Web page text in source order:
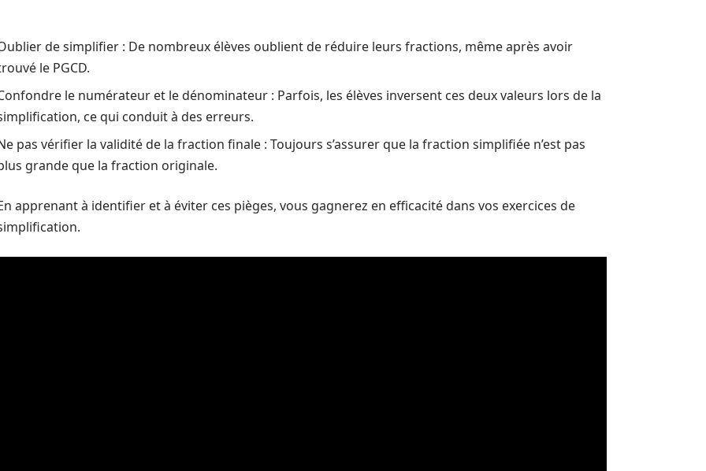
de simplifier : De nombreux élèves oublient de réduire leurs fractions, même après avoir
le PGCD.
le numérateur et le dénominateur : Parfois, les élèves inversent ces deux valeurs lors de la
ce qui conduit à des erreurs.
pas vérifier la validité de la fraction finale : Toujours s’assurer que la fraction simplifiée n’est pas
grande que la fraction originale.
apprenant à identifier et à éviter ces pièges, vous gagnerez en efficacité dans vos exercices de